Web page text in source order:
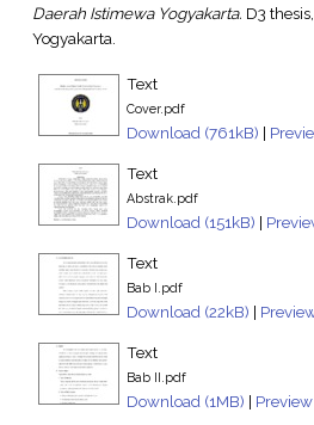
Daerah Istimewa Yogyakarta. D3
Yogyakarta.
Text
Cover.pdf
Download (761kB) |
Text
Abstrak.pdf
Download (151kB) |
Text
Bab I.pdf
Download (22kB) |
Text
Bab II.pdf
Download (1MB) | Preview